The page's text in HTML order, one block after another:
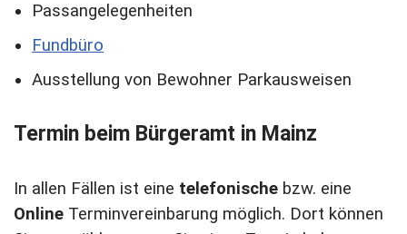
Passangelegenheiten
Fundbüro
Ausstellung von Bewohner Parkausweisen
Termin beim Bürgeramt in Mainz
In allen Fällen ist eine telefonische bzw. eine
Online Terminvereinbarung möglich. Dort können